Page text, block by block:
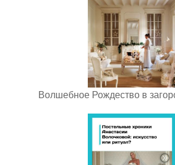
Волшебное Рождество в